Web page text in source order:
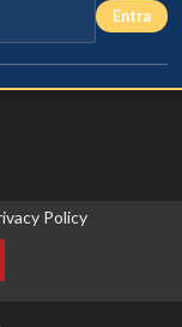
Policy
Entra